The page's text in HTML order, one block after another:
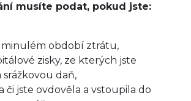
musíte podat, pokud jste:
minulém období ztrátu,
zisky, ze kterých jste
daň,
či jste ovdověla a vstoupila do